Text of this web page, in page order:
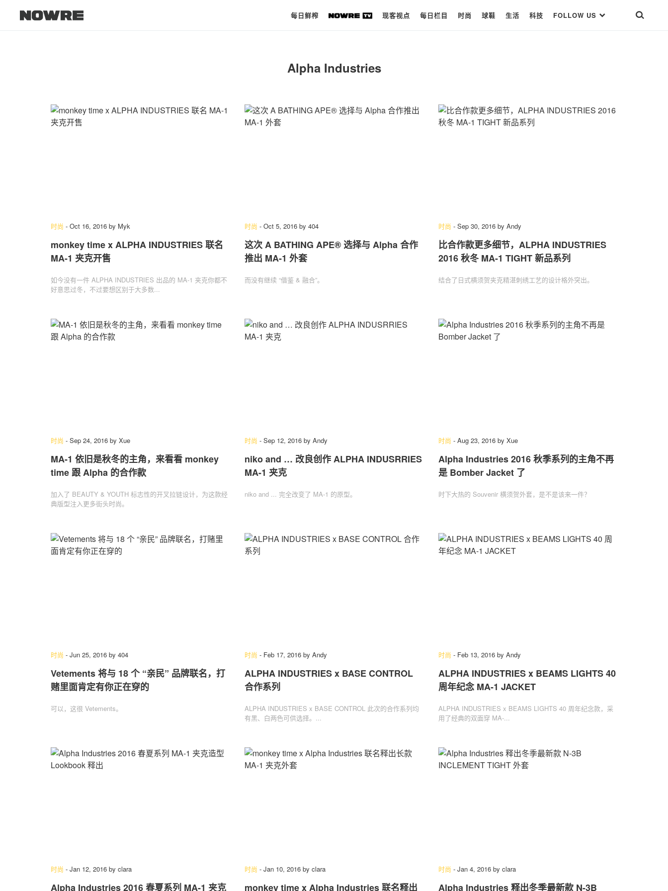
每日鲜榨 现客视点 每日栏目 时尚 球鞋 生活 科技 FOLLOW US
每日栏目
关于我们
Alpha Industries
时尚 - Oct 16, 2016 by Myk
monkey time x ALPHA INDUSTRIES 联名
MA-1 夹克开售
如今没有一件 ALPHA INDUSTRIES 出品的 MA-1 夹克你都不
好意思过冬，不过要想区别于大多数...
时尚 - Oct 5, 2016 by 404
这次 A BATHING APE® 选择与 Alpha 合作
推出 MA-1 外套
而没有继续 “借鉴 & 融合”。
时尚 - Sep 30, 2016 by Andy
比合作款更多细节，ALPHA INDUSTRIES
2016 秋冬 MA-1 TIGHT 新品系列
结合了日式横须贺夹克精湛刺绣工艺的设计格外突出。
时尚 - Sep 24, 2016 by Xue
MA-1 依旧是秋冬的主角，来看看 monkey
time 跟 Alpha 的合作款
加入了 BEAUTY & YOUTH 标志性的开叉拉链设计，为这款经
典版型注入更多街头时尚。
时尚 - Sep 12, 2016 by Andy
niko and … 改良创作 ALPHA INDUSRRIES
MA-1 夹克
niko and ... 完全改变了 MA-1 的原型。
时尚 - Aug 23, 2016 by Xue
Alpha Industries 2016 秋季系列的主角不再
是 Bomber Jacket 了
时下大热的 Souvenir 横须贺外套，是不是该来一件？
时尚 - Jun 25, 2016 by 404
Vetements 将与 18 个 “亲民” 品牌联名，打
赌里面肯定有你正在穿的
可以，这很 Vetements。
时尚 - Feb 17, 2016 by Andy
ALPHA INDUSTRIES x BASE CONTROL
合作系列
ALPHA INDUSTRIES x BASE CONTROL 此次的合作系列均
有黑、白两色可供选择。...
时尚 - Feb 13, 2016 by Andy
ALPHA INDUSTRIES x BEAMS LIGHTS 40
周年纪念 MA-1 JACKET
ALPHA INDUSTRIES x BEAMS LIGHTS 40 周年纪念款，采
用了经典的双面穿 MA-...
时尚 - Jan 12, 2016 by clara
Alpha Industries 2016 春夏系列 MA-1 夹克
时尚 - Jan 10, 2016 by clara
monkey time x Alpha Industries 联名释出
时尚 - Jan 4, 2016 by clara
Alpha Industries 释出冬季最新款 N-3B